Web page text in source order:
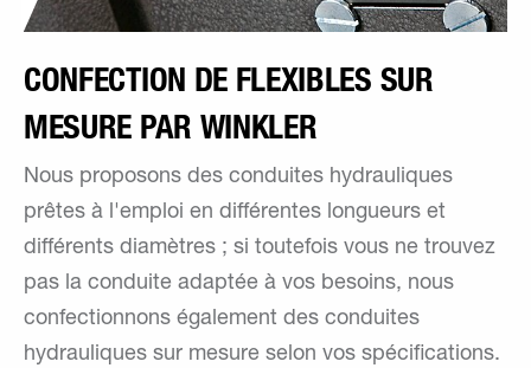
CONFECTION DE FLEXIBLES SUR
MESURE PAR WINKLER
Nous proposons des conduites hydrauliques
prêtes à l'emploi en différentes longueurs et
différents diamètres ; si toutefois vous ne trouvez
pas la conduite adaptée à vos besoins, nous
confectionnons également des conduites
hydrauliques sur mesure selon vos spécifications.